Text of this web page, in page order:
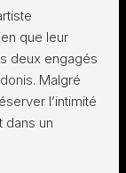
que leur
deux engagés
Malgré
l’intimité
dans un